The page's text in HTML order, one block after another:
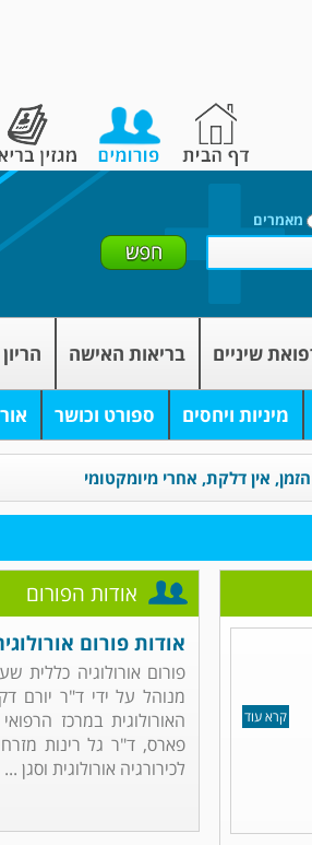
מאמרים
שיניים בריאות האישה
מיניות ויחסים ספורט וכושר
אין דלקת, אחרי מיומקטומי
אודות הפורום
אודות פורום
פורום אורולוגיה כללית
מנוהל על ידי ד"ר יורם
האורולוגית במרכז
פארס, ד"ר גל רינות
לכירורגיה אורולוגית וסגן ...
קרא עוד